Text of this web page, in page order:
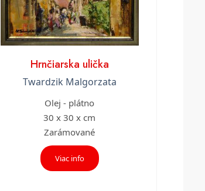
Hrnčiarska ulička
Twardzik Malgorzata
Olej - plátno
30 x 30 x cm
Zarámované
Viac info